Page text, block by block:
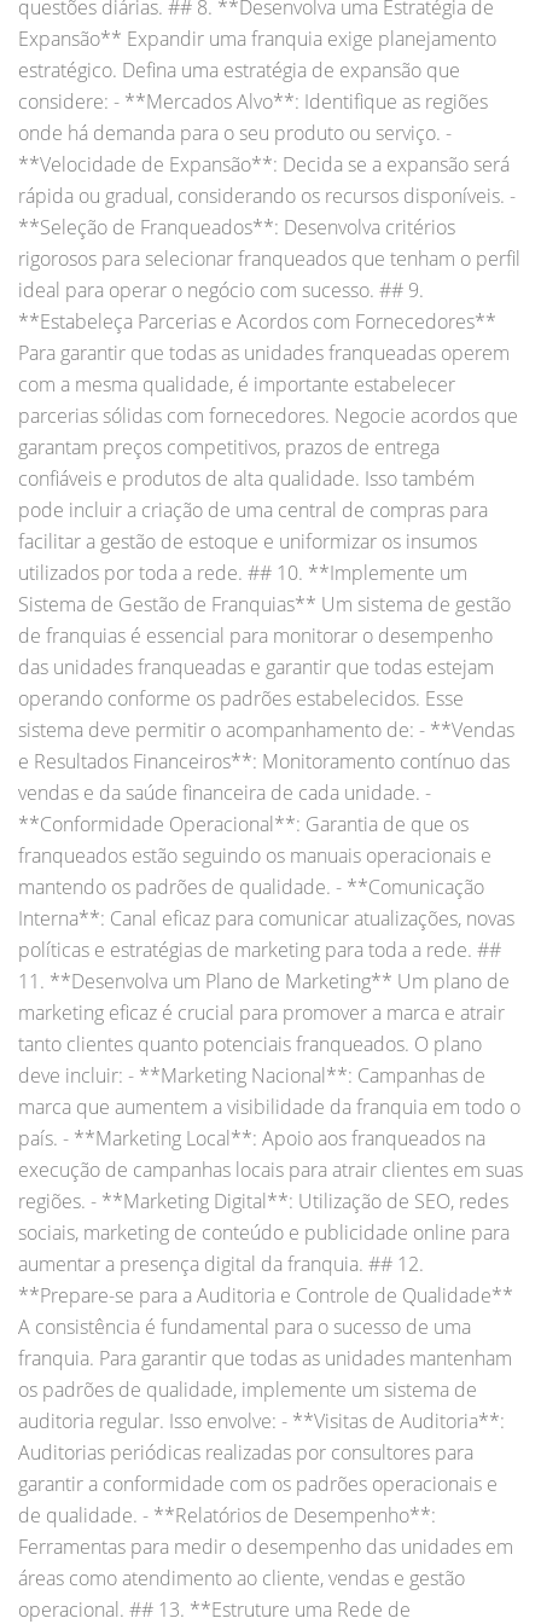
questões diárias. ## 8. **Desenvolva uma Estratégia de
Expansão** Expandir uma franquia exige planejamento
estratégico. Defina uma estratégia de expansão que
considere: - **Mercados Alvo**: Identifique as regiões
onde há demanda para o seu produto ou serviço. -
**Velocidade de Expansão**: Decida se a expansão será
rápida ou gradual, considerando os recursos disponíveis. -
**Seleção de Franqueados**: Desenvolva critérios
rigorosos para selecionar franqueados que tenham o perfil
ideal para operar o negócio com sucesso. ## 9.
**Estabeleça Parcerias e Acordos com Fornecedores**
Para garantir que todas as unidades franqueadas operem
com a mesma qualidade, é importante estabelecer
parcerias sólidas com fornecedores. Negocie acordos que
garantam preços competitivos, prazos de entrega
confiáveis e produtos de alta qualidade. Isso também
pode incluir a criação de uma central de compras para
facilitar a gestão de estoque e uniformizar os insumos
utilizados por toda a rede. ## 10. **Implemente um
Sistema de Gestão de Franquias** Um sistema de gestão
de franquias é essencial para monitorar o desempenho
das unidades franqueadas e garantir que todas estejam
operando conforme os padrões estabelecidos. Esse
sistema deve permitir o acompanhamento de: - **Vendas
e Resultados Financeiros**: Monitoramento contínuo das
vendas e da saúde financeira de cada unidade. -
**Conformidade Operacional**: Garantia de que os
franqueados estão seguindo os manuais operacionais e
mantendo os padrões de qualidade. - **Comunicação
Interna**: Canal eficaz para comunicar atualizações, novas
políticas e estratégias de marketing para toda a rede. ##
11. **Desenvolva um Plano de Marketing** Um plano de
marketing eficaz é crucial para promover a marca e atrair
tanto clientes quanto potenciais franqueados. O plano
deve incluir: - **Marketing Nacional**: Campanhas de
marca que aumentem a visibilidade da franquia em todo o
país. - **Marketing Local**: Apoio aos franqueados na
execução de campanhas locais para atrair clientes em suas
regiões. - **Marketing Digital**: Utilização de SEO, redes
sociais, marketing de conteúdo e publicidade online para
aumentar a presença digital da franquia. ## 12.
**Prepare-se para a Auditoria e Controle de Qualidade**
A consistência é fundamental para o sucesso de uma
franquia. Para garantir que todas as unidades mantenham
os padrões de qualidade, implemente um sistema de
auditoria regular. Isso envolve: - **Visitas de Auditoria**:
Auditorias periódicas realizadas por consultores para
garantir a conformidade com os padrões operacionais e
de qualidade. - **Relatórios de Desempenho**:
Ferramentas para medir o desempenho das unidades em
áreas como atendimento ao cliente, vendas e gestão
operacional. ## 13. **Estruture uma Rede de